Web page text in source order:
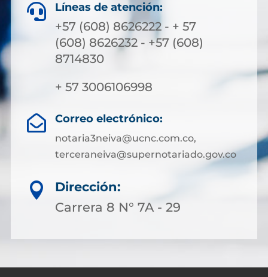
 Líneas de atención:
+57 (608) 8626222 - + 57
(608) 8626232 - +57 (608)
8714830
+ 57 3006106998
 Correo electrónico:
notaria3neiva@ucnc.com.co,
terceraneiva@supernotariado.gov.co

Dirección:
Carrera 8 N° 7A - 29